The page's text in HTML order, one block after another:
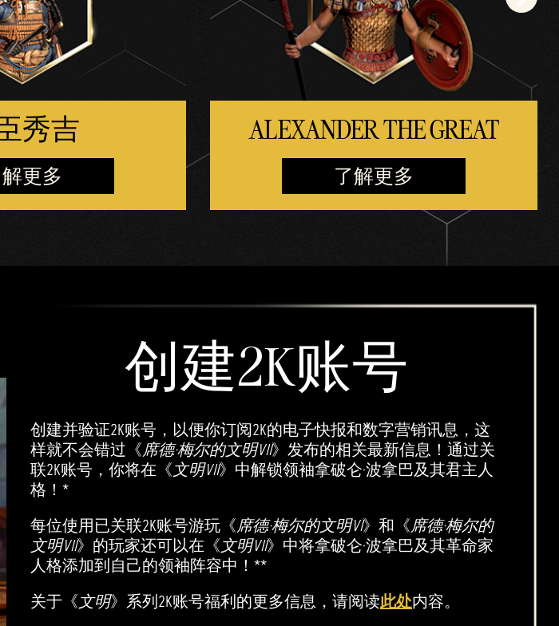
秀吉
更多
ALEXANDER THE GREAT
了解更多
创建2K账号
创建并验证2K账号，以便你订阅2K的电子快报和数字营销讯息，这
样就不会错过《席德·梅尔的文明VII》发布的相关最新信息！通过关
联2K账号，你将在《文明VII》中解锁领袖拿破仑·波拿巴及其君主人
格！*
每位使用已关联2K账号游玩《席德·梅尔的文明VI》和《席德·梅尔的
文明VII》的玩家还可以在《文明VII》中将拿破仑·波拿巴及其革命家
人格添加到自己的领袖阵容中！**
关于《文明》系列2K账号福利的更多信息，请阅读此处内容。